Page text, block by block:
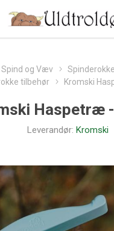
Spind og Væv
tilbehør
Kromski
Haspetræ
Leverandør: Kromski